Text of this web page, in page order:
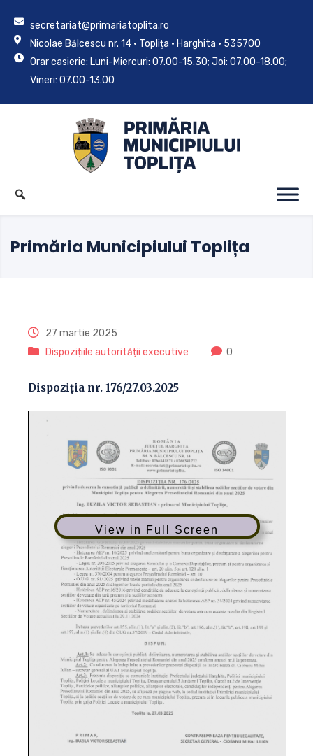
secretariat@primariatoplita.ro
Nicolae Bălcescu nr. 14 • Toplița • Harghita • 535700
Orar casierie: Luni-Miercuri: 07.00-15.30; Joi: 07.00-18.00;
Vineri: 07.00-13.00
Primăria Municipiului Toplița
27 martie 2025
Dispozițiile autorității executive
0
Dispoziția nr. 176/27.03.2025
View in Full Screen